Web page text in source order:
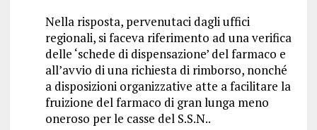
Nella risposta, pervenutaci dagli uffici
regionali, si faceva riferimento ad una verifica
delle ‘schede di dispensazione’ del farmaco e
all’avvio di una richiesta di rimborso, nonché
a disposizioni organizzative atte a facilitare la
fruizione del farmaco di gran lunga meno
oneroso per le casse del S.S.N..